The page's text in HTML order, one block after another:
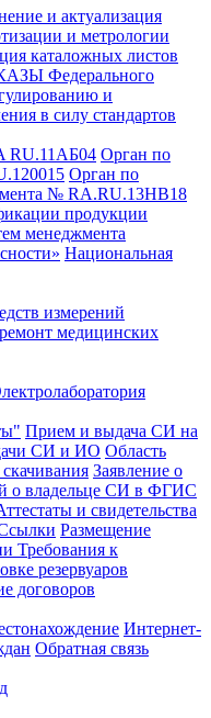
и актуализация
и метрологии
каталожных листов
Федерального
и
в силу стандартов
RU.11АБ04 Орган по
Орган по
№ RA.RU.13HB18
продукции
менеджмента
Национальная
измерений
медицинских
Прием и выдача СИ на
СИ и ИО Область
Заявление о
о владельце СИ в ФГИС
и свидетельства
Размещение
Требования к
резервуаров
договоров
Интернет-
Обратная связь